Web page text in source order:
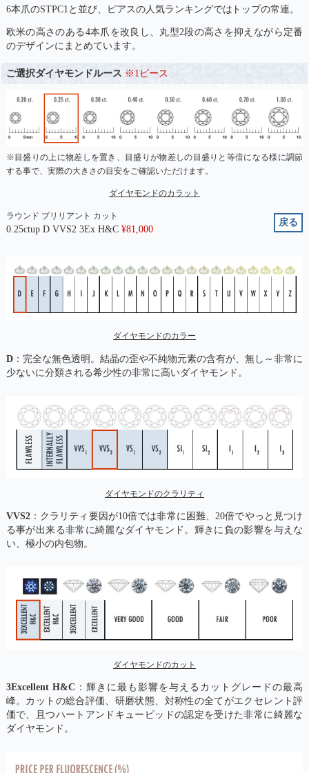
6本爪のSTPC1と並び、ピアスの人気ランキングではトップの常連。
欧米の高さのある4本爪を改良し、丸型2段の高さを抑えながら定番
のデザインにまとめています。
ご選択ダイヤモンドルース ※1ピース
※目盛りの上に物差しを置き、目盛りが物差しの目盛りと等倍になる様に調節
する事で、実際の大きさの目安をご確認いただけます。
ダイヤモンドのカラット
ラウンド ブリリアント カット
0.25ctup D VVS2 3Ex H&C ¥81,000
戻る
ダイヤモンドのカラー
D：完全な無色透明。結晶の歪や不純物元素の含有が、無し～非常に
少ないに分類される希少性の非常に高いダイヤモンド。
ダイヤモンドのクラリティ
VVS2：クラリティ要因が10倍では非常に困難、20倍でやっと見つけ
る事が出来る非常に綺麗なダイヤモンド。輝きに負の影響を与えな
い、極小の内包物。
ダイヤモンドのカット
3Excellent H&C ：輝きに最も影響を与えるカットグレードの最高
峰。カットの総合評価、研磨状態、対称性の全てがエクセレント評
価で、且つハートアンドキューピッドの認定を受けた非常に綺麗な
ダイヤモンド。